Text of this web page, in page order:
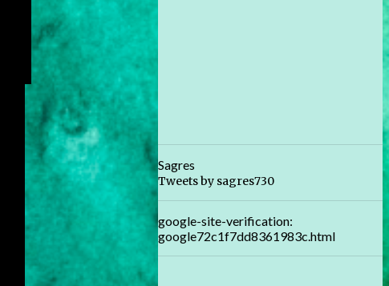
Sagres
Tweets by sagres730
google-site-verification:
google72c1f7dd8361983c.html